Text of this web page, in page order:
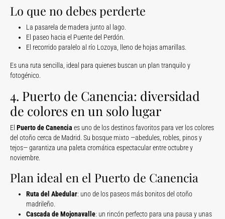
Lo que no debes perderte
La pasarela de madera junto al lago.
El paseo hacia el Puente del Perdón.
El recorrido paralelo al río Lozoya, lleno de hojas amarillas.
Es una ruta sencilla, ideal para quienes buscan un plan tranquilo y
fotogénico.
4. Puerto de Canencia: diversidad
de colores en un solo lugar
El Puerto de Canencia es uno de los destinos favoritos para ver los colores
del otoño cerca de Madrid. Su bosque mixto —abedules, robles, pinos y
tejos— garantiza una paleta cromática espectacular entre octubre y
noviembre.
Plan ideal en el Puerto de Canencia
Ruta del Abedular: uno de los paseos más bonitos del otoño
madrileño.
Cascada de Mojonavalle: un rincón perfecto para una pausa y unas